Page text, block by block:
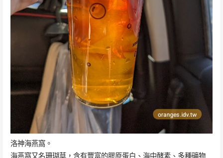
洛神海燕窩。
海燕窩又名珊瑚草，含有豐富的膠原蛋白、海中酵素、多種礦物